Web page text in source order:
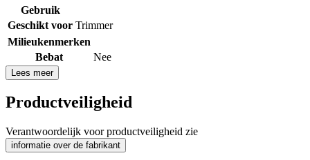
Gebruik
Geschikt voor Trimmer
Milieukenmerken
Bebat
Nee
Lees meer
Productveiligheid
Verantwoordelijk voor productveiligheid zie
informatie over de fabrikant